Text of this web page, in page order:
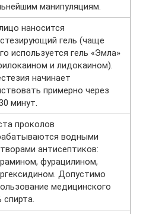
манипуляциям.
наносится
гель (чаще
используется гель «Эмла»
и лидокаином).
начинает
примерно через
минут.
проколов
водными
антисептиков:
фурацилином,
Допустимо
медицинского
спирта.